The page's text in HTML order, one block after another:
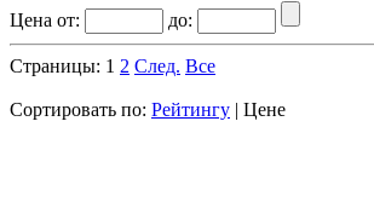
Цена от: до:
Страницы: 1 2 След. Все
Сортировать по: Рейтингу | Цене